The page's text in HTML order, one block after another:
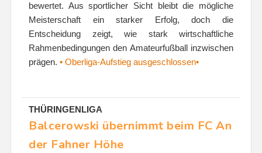
bewertet. Aus sportlicher Sicht bleibt die mögliche
Meisterschaft ein starker Erfolg, doch die
Entscheidung zeigt, wie stark wirtschaftliche
Rahmenbedingungen den Amateurfußball inzwischen
prägen. • Oberliga-Aufstieg ausgeschlossen•
THÜRINGENLIGA
Balcerowski übernimmt beim FC An
der Fahner Höhe